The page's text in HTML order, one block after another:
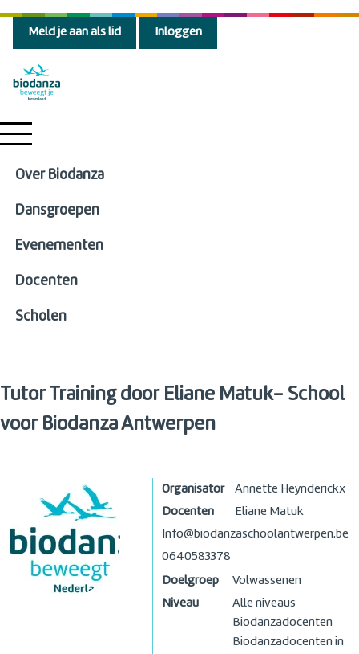
Meld je aan als lid Inloggen
Over Biodanza
Dansgroepen
Evenementen
Docenten
Scholen
Tutor Training door Eliane Matuk- School
voor Biodanza Antwerpen
Organisator
Annette Heynderickx
Docenten
Eliane Matuk
Info@biodanzaschoolantwerpen.be
0640583378
Doelgroep
Volwassenen
Niveau
Alle niveaus
Biodanzadocenten
Biodanzadocenten in